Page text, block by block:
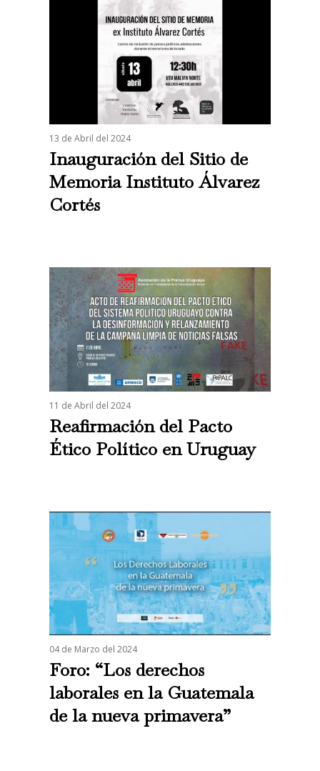
13 de Abril del 2024
Inauguración del Sitio de
Memoria Instituto Álvarez
Cortés
11 de Abril del 2024
Reafirmación del Pacto
Ético Político en Uruguay
04 de Marzo del 2024
Foro: “Los derechos
laborales en la Guatemala
de la nueva primavera”